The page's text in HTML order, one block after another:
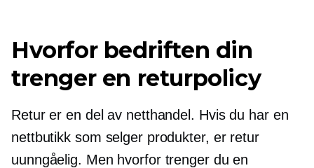
Hvorfor bedriften din
trenger en returpolicy
Retur er en del av netthandel. Hvis du har en
nettbutikk som selger produkter, er retur
uunngåelig. Men hvorfor trenger du en